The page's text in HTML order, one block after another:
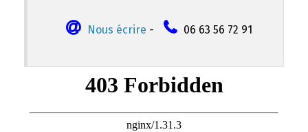
Nous écrire - 06 63 56 72 91